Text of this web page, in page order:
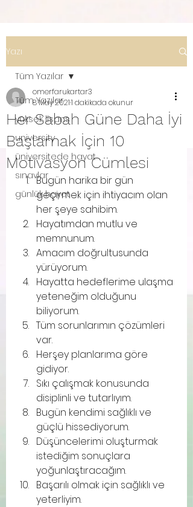
Yazı
Tüm Yazılar
yüksek lisans
university
üniversitede hayat
sınavlar
günlük hayat
Tüm Yazılar
Her Sabah Güne Daha İyi
Başlamak İçin 10
Motivasyon Cümlesi
omerfarukartar3
8 May 20211 dakikada okunur
Bugün harika bir gün
geçirmek için ihtiyacım olan
her şeye sahibim.
Hayatımdan mutlu ve
memnunum.
Amacım doğrultusunda
yürüyorum.
Hayatta hedeflerime ulaşma
yeteneğim olduğunu
biliyorum.
Tüm sorunlarımın çözümleri
var.
Herşey planlarıma göre
gidiyor.
Sıkı çalışmak konusunda
disiplinli ve tutarlıyım.
Bugün kendimi sağlıklı ve
güçlü hissediyorum.
Düşüncelerimi oluşturmak
istediğim sonuçlara
yoğunlaştıracağım.
Başarılı olmak için sağlıklı ve
yeterliyim.